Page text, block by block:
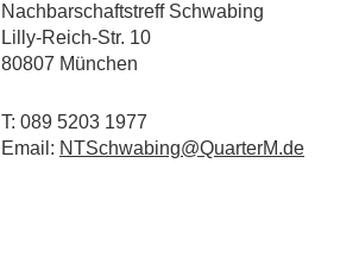
Nachbarschaftstreff Schwabing
Lilly-Reich-Str. 10
80807 München
T: 089 5203 1977
Email: NTSchwabing@QuarterM.de